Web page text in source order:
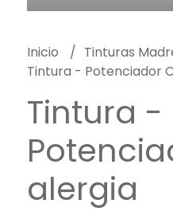
Inicio
Tinturas
Tintura - Potenciador
Tintura -
alergia